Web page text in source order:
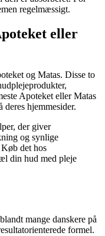
regelmæssigt.
eller
og Matas. Disse to
Apoteket eller Matas
hjemmesider.
der giver
og synlige
det hos
din hud med pleje
mange danskere på
formel.